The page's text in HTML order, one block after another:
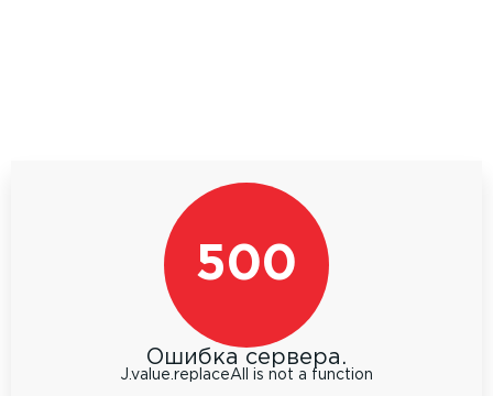
500
Ошибка сервера.
J.value.replaceAll is not a function